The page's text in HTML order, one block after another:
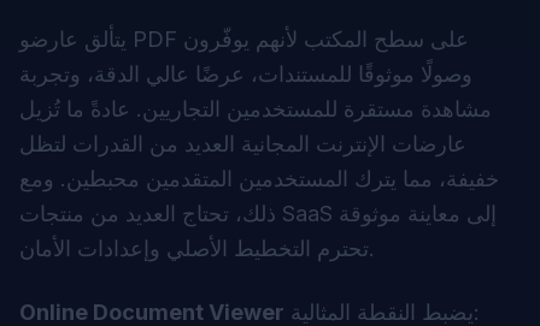
يتألق عارضو PDF على سطح المكتب لأنهم يوفّرون
وصولًا موثوقًا للمستندات، عرضًا عالي الدقة، وتجربة
مشاهدة مستقرة للمستخدمين التجاريين. عادةً ما تُزيل
عارضات الإنترنت المجانية العديد من القدرات لتظل
خفيفة، مما يترك المستخدمين المتقدمين محبطين. ومع
ذلك، تحتاج العديد من منتجات SaaS إلى معاينة موثوقة
تحترم التخطيط الأصلي وإعدادات الأمان.
Online Document Viewer يضبط النقطة المثالية: